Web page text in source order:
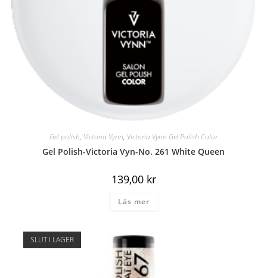
Gel polish, Victoria Vynn, Victoria Vynn Gel Polish Color
Gel Polish-Victoria Vyn-No. 261 White Queen
139,00 kr
Läs mer
SLUT I LAGER